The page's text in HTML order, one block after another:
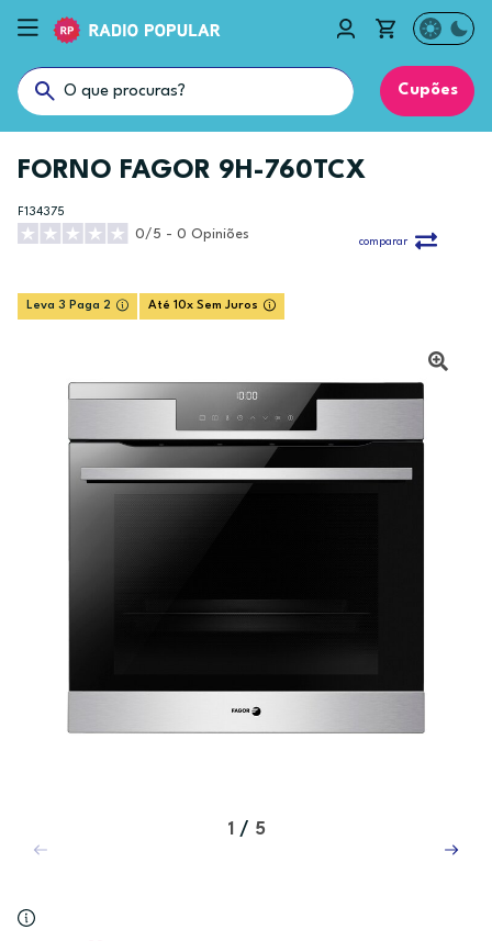
Cupões
FORNO FAGOR 9H-760TCX
F134375
0/5 - 0 Opiniões
comparar
Leva 3 Paga 2 Até 10x Sem Juros
1 / 5